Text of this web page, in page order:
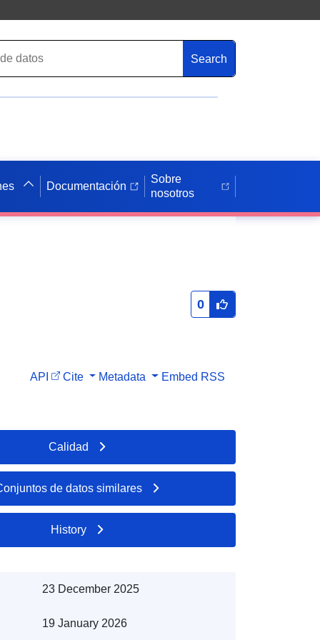
Search
Documentación
Sobre
nosotros
0
API Cite Metadata Embed RSS
Calidad
de datos similares
History
23 December 2025
19 January 2026